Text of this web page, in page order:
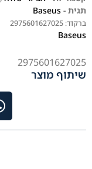
תגית - Baseus
ברקוד: 2975601627025
Baseus
2975601627025
שיתוף מוצר